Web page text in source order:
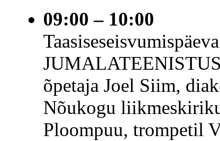
09:00 – 10:00
õpetaja Joel Siim,
Nõukogu
Ploompuu, trompetil